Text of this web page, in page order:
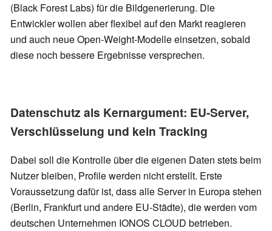
(Black Forest Labs) für die Bildgenerierung. Die
Entwickler wollen aber flexibel auf den Markt reagieren
und auch neue Open-Weight-Modelle einsetzen, sobald
diese noch bessere Ergebnisse versprechen.
Datenschutz als Kernargument: EU-Server,
Verschlüsselung und kein Tracking
Dabei soll die Kontrolle über die eigenen Daten stets beim
Nutzer bleiben, Profile werden nicht erstellt. Erste
Voraussetzung dafür ist, dass alle Server in Europa stehen
(Berlin, Frankfurt und andere EU-Städte), die werden vom
deutschen Unternehmen IONOS CLOUD betrieben.